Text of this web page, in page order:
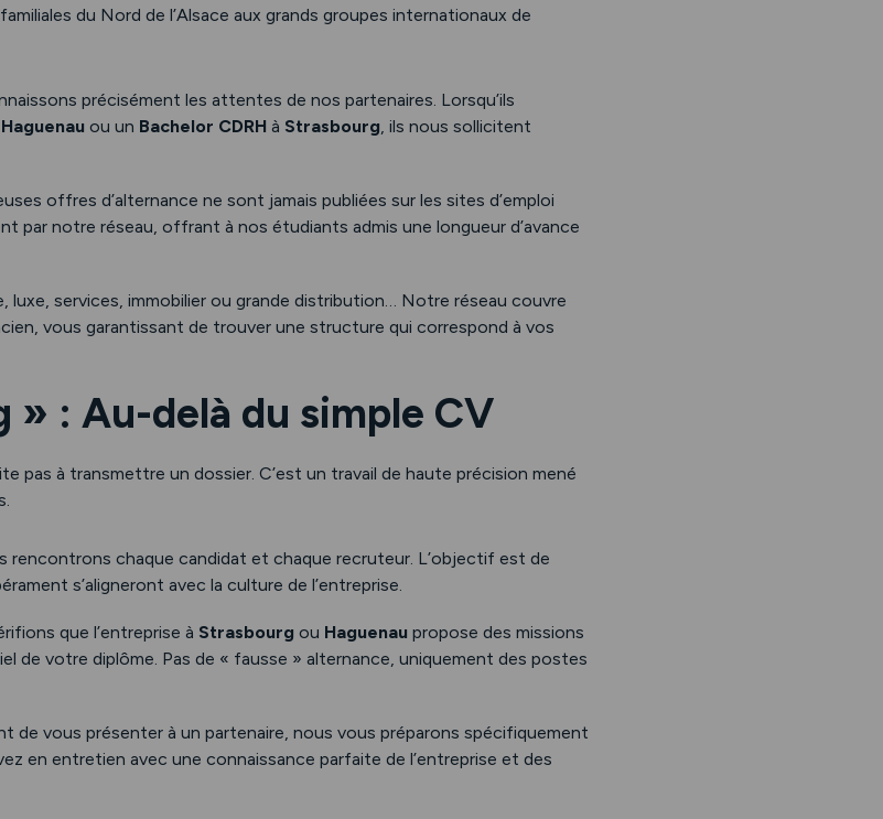
du Nord de l’Alsace aux grands groupes internationaux de
précisément les attentes de nos partenaires. Lorsqu’ils
Haguenau ou un Bachelor CDRH à Strasbourg, ils nous sollicitent
offres d’alternance ne sont jamais publiées sur les sites d’emploi
par notre réseau, offrant à nos étudiants admis une longueur d’avance
luxe, services, immobilier ou grande distribution… Notre réseau couvre
vous garantissant de trouver une structure qui correspond à vos
» : Au-delà du simple CV
pas à transmettre un dossier. C’est un travail de haute précision mené
rencontrons chaque candidat et chaque recruteur. L’objectif est de
s’aligneront avec la culture de l’entreprise.
que l’entreprise à Strasbourg ou Haguenau propose des missions
de votre diplôme. Pas de « fausse » alternance, uniquement des postes
de vous présenter à un partenaire, nous vous préparons spécifiquement
en entretien avec une connaissance parfaite de l’entreprise et des